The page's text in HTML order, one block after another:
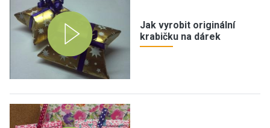
Jak vyrobit originální
krabičku na dárek